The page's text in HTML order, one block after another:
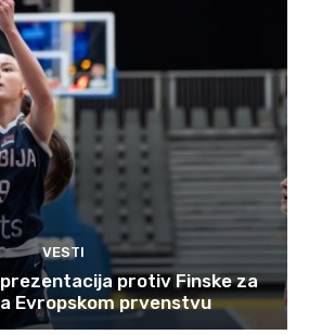
VESTI
protiv Finske za
Evropskom prvenstvu